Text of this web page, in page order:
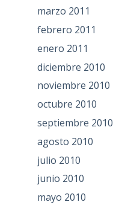
marzo 2011
febrero 2011
enero 2011
diciembre 2010
noviembre 2010
octubre 2010
septiembre 2010
agosto 2010
julio 2010
junio 2010
mayo 2010